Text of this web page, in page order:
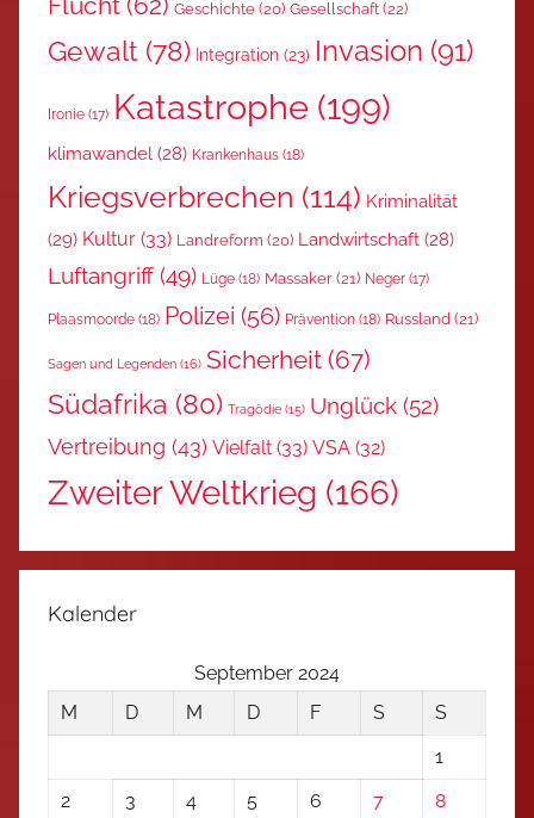
Geschichte (20) Gesellschaft(22)
Gewalt (78) Integration (23) Invasion (91)
Ironie (17) Katastrophe (199)
klimawandel (28) Krankenhaus (18)
Kriegsverbrechen (114) Kriminalität
(29) Kultur (33) Landreform (20) Landwirtschaft (28)
Luftangriff (49) Lüge (18) Massaker (21) Neger (17)
Plaasmoorde (18) Polizei (56) Prävention (18) Russland (21)
Sagen und Legenden (16) Sicherheit (67)
Südafrika (80) Tragödie (15) Unglück (52)
Vertreibung (43) Vielfalt (33) VSA (32)
Zweiter Weltkrieg (166)
Kalender
September 2024
M
D M D F S
S
1
2
3 4 5 6 7 8